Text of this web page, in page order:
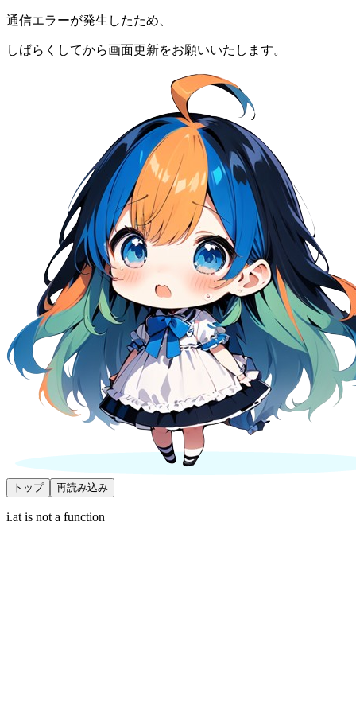
通信エラーが発生したため、
しばらくしてから画面更新をお願いいたします。
トップ 再読み込み
i.at is not a function